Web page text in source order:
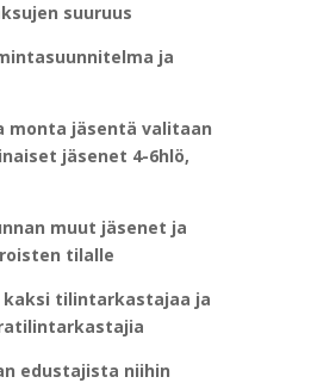
suuruus
ja
monta jäsentä valitaan
jäsenet 4-6hlö,
muut jäsenet ja
tilalle
kaksi tilintarkastajaa ja
edustajista niihin